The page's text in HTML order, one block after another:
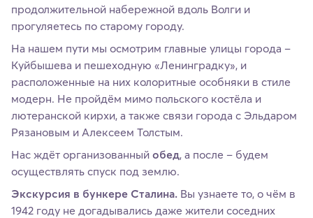
продолжительной набережной вдоль Волги и
прогуляетесь по старому городу.
На нашем пути мы осмотрим главные улицы города –
Куйбышева и пешеходную «Ленинградку», и
расположенные на них колоритные особняки в стиле
модерн. Не пройдём мимо польского костёла и
лютеранской кирхи, а также связи города с Эльдаром
Рязановым и Алексеем Толстым.
Нас ждёт организованный обед, а после – будем
осуществлять спуск под землю.
Экскурсия в бункере Сталина. Вы узнаете то, о чём в
1942 году не догадывались даже жители соседних